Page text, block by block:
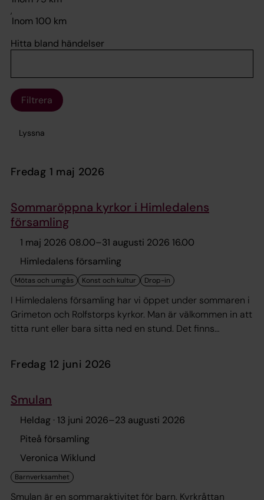
,
Hitta bland händelser
Filtrera
Lyssna
fredag 1 maj 2026
Sommaröppna kyrkor i Himledalens
församling
1 maj 2026 08.00–31 augusti 2026 16.00
Himledalens församling
I Himledalens församling har vi öppet under sommaren i
Grimeton och Rolfstorps kyrkor. Man är välkommen in att
titta runt eller bara sitta ned en stund. Det finns
fredag 12 juni 2026
Smulan
Heldag · 13 juni 2026–23 augusti 2026
Piteå församling
Veronica Wiklund
Smulan är en sommaraktivitet för barn. Kyrkråttan